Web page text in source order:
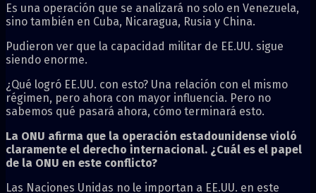
Es una operación que se analizará no solo en Venezuela,
sino también en Cuba, Nicaragua, Rusia y China.
Pudieron ver que la capacidad militar de EE.UU. sigue
siendo enorme.
¿Qué logró EE.UU. con esto? Una relación con el mismo
régimen, pero ahora con mayor influencia. Pero no
sabemos qué pasará ahora, cómo terminará esto.
La ONU afirma que la operación estadounidense violó
claramente el derecho internacional. ¿Cuál es el papel
de la ONU en este conflicto?
Las Naciones Unidas no le importan a EE.UU. en este